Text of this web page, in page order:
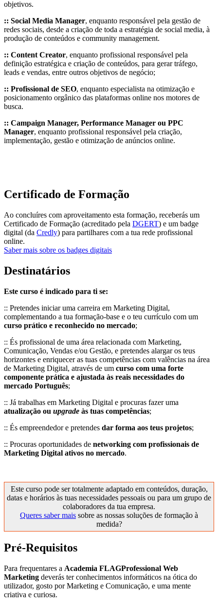
objetivos.
:: Social Media Manager, enquanto responsável pela gestão de
redes sociais, desde a criação de toda a estratégia de social media, à
produção de conteúdos e community management.
:: Content Creator, enquanto profissional responsável pela
definição estratégica e criação de conteúdos, para gerar tráfego,
leads e vendas, entre outros objetivos de negócio;
:: Profissional de SEO, enquanto especialista na otimização e
posicionamento orgânico das plataformas online nos motores de
busca.
:: Campaign Manager, Performance Manager ou PPC
Manager, enquanto profissional responsável pela criação,
implementação, gestão e otimização de anúncios online.
Certificado de Formação
Ao concluíres com aproveitamento esta formação, receberás um
Certificado de Formação (acreditado pela DGERT) e um badge
digital (da Credly) para partilhares com a tua rede profissional
online.
Saber mais sobre os badges digitais
Destinatários
Este curso é indicado para ti se:
:: Pretendes iniciar uma carreira em Marketing Digital,
complementando a tua formação-base e o teu currículo com um
curso prático e reconhecido no mercado;
:: És profissional de uma área relacionada com Marketing,
Comunicação, Vendas e/ou Gestão, e pretendes alargar os teus
horizontes e enriquecer as tuas competências com valências na área
de Marketing Digital, através de um curso com uma forte
componente prática e ajustada às reais necessidades do
mercado Português;
:: Já trabalhas em Marketing Digital e procuras fazer uma
atualização ou upgrade às tuas competências;
:: És empreendedor e pretendes dar forma aos teus projetos;
:: Procuras oportunidades de networking com profissionais de
Marketing Digital ativos no mercado.
Este curso pode ser totalmente adaptado em conteúdos, duração,
datas e horários às tuas necessidades pessoais ou para um grupo de
colaboradores da tua empresa.
Queres saber mais sobre as nossas soluções de formação à
medida?
Pré-Requisitos
Para frequentares a Academia FLAGProfessional Web
Marketing deverás ter conhecimentos informáticos na ótica do
utilizador, gosto por Marketing e Comunicação, e uma mente
criativa e curiosa.